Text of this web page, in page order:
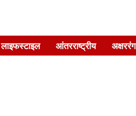
लाइफस्टाइल आंतरराष्ट्रीय अक्षररंग